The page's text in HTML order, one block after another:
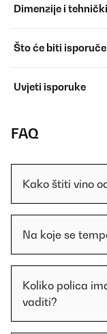
Dimenzije i
Što će biti
Uvjeti isporuke
FAQ
Kako štiti vino
Na koje se
Koliko polica
vaditi?